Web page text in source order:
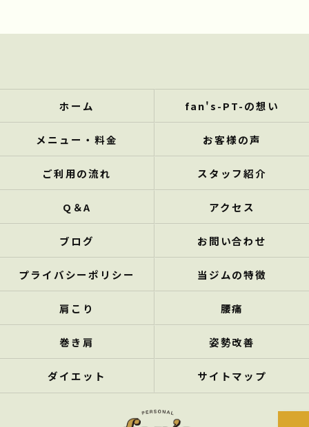
ホーム fan's-PT-の想い
メニュー・料金 お客様の声
ご利用の流れ スタッフ紹介
Q＆A アクセス
ブログ お問い合わせ
プライバシーポリシー 当ジムの特徴
肩こり 腰痛
巻き肩 姿勢改善
ダイエット サイトマップ